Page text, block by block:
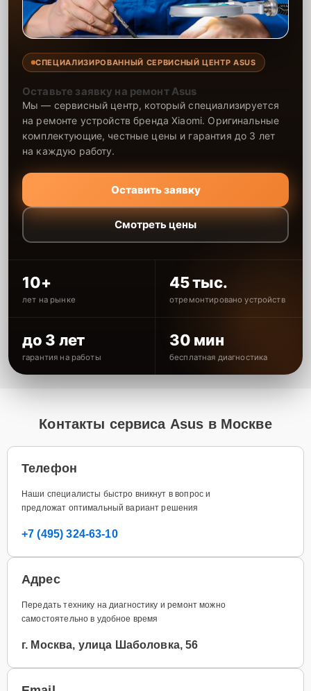
СПЕЦИАЛИЗИРОВАННЫЙ СЕРВИСНЫЙ ЦЕНТР ASUS
Оставьте заявку на ремонт Asus
Мы — сервисный центр, который специализируется
на ремонте устройств бренда Xiaomi. Оригинальные
комплектующие, честные цены и гарантия до 3 лет
на каждую работу.
Оставить заявку
Смотреть цены
10+
лет на рынке
45 тыс.
отремонтировано устройств
до 3 лет
гарантия на работы
30 мин
бесплатная диагностика
Контакты сервиса Asus в Москве
Телефон
Наши специалисты быстро вникнут в вопрос и
предложат оптимальный вариант решения
+7 (495) 324-63-10
Адрес
Передать технику на диагностику и ремонт можно
самостоятельно в удобное время
г. Москва, улица Шаболовка, 56